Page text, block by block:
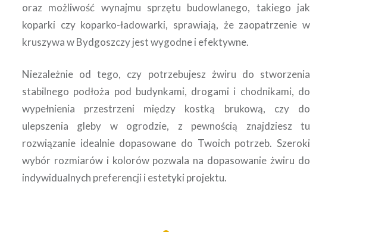
oraz możliwość wynajmu sprzętu budowlanego, takiego jak
koparki czy koparko-ładowarki, sprawiają, że zaopatrzenie w
kruszywa w Bydgoszczy jest wygodne i efektywne.
Niezależnie od tego, czy potrzebujesz żwiru do stworzenia
stabilnego podłoża pod budynkami, drogami i chodnikami, do
wypełnienia przestrzeni między kostką brukową, czy do
ulepszenia gleby w ogrodzie, z pewnością znajdziesz tu
rozwiązanie idealnie dopasowane do Twoich potrzeb. Szeroki
wybór rozmiarów i kolorów pozwala na dopasowanie żwiru do
indywidualnych preferencji i estetyki projektu.